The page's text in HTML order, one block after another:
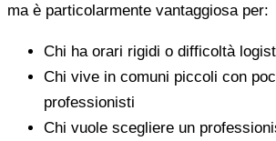
ma è particolarmente vantaggiosa per:
Chi ha orari rigidi o difficoltà
Chi vive in comuni piccoli con
professionisti
Chi vuole scegliere un